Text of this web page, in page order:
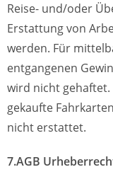
Reise- und/oder
Erstattung von
werden. Für
entgangenen
wird nicht
gekaufte
nicht erstattet.
7.AGB